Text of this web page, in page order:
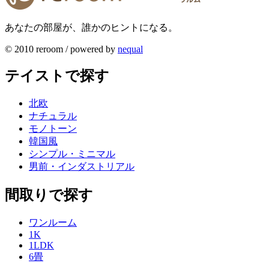
あなたの部屋が、誰かのヒントになる。
© 2010 reroom / powered by nequal
テイストで探す
北欧
ナチュラル
モノトーン
韓国風
シンプル・ミニマル
男前・インダストリアル
間取りで探す
ワンルーム
1K
1LDK
6畳